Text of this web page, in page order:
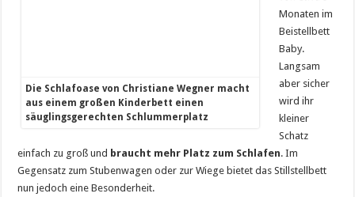
Die Schlafoase von Christiane Wegner macht
aus einem großen Kinderbett einen
säuglingsgerechten Schlummerplatz
Monaten im
Beistellbett
Baby.
Langsam
aber sicher
wird ihr
kleiner
Schatz
einfach zu groß und braucht mehr Platz zum Schlafen. Im
Gegensatz zum Stubenwagen oder zur Wiege bietet das Stillstellbett
nun jedoch eine Besonderheit.